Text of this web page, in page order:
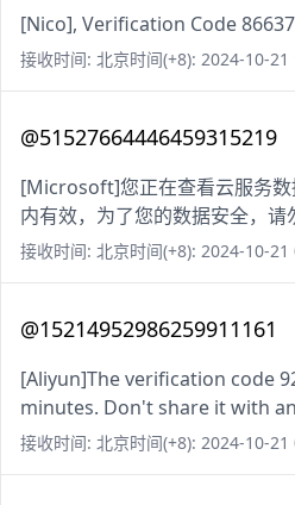
[Nico], Verification Code
接收时间: 北京时间(+8): 2024-10-
@51527664446459315219
[Microsoft]您正在查看云服务
内有效，为了您的数据安全，请
接收时间: 北京时间(+8): 2024-10-
@15214952986259911161
[Aliyun]The verification code
minutes. Don't share it with
接收时间: 北京时间(+8): 2024-10-